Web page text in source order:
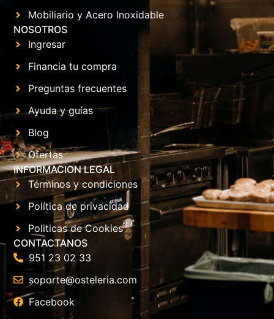
Mobiliario y Acero Inoxidable
NOSOTROS
Ingresar
Financia tu compra
Preguntas frecuentes
Ayuda y guías
Blog
Ofertas
INFORMACION LEGAL
Términos y condiciones
Política de privacidad
Politicas de Cookies
CONTACTANOS
951 23 02 33
soporte@osteleria.com
Facebook